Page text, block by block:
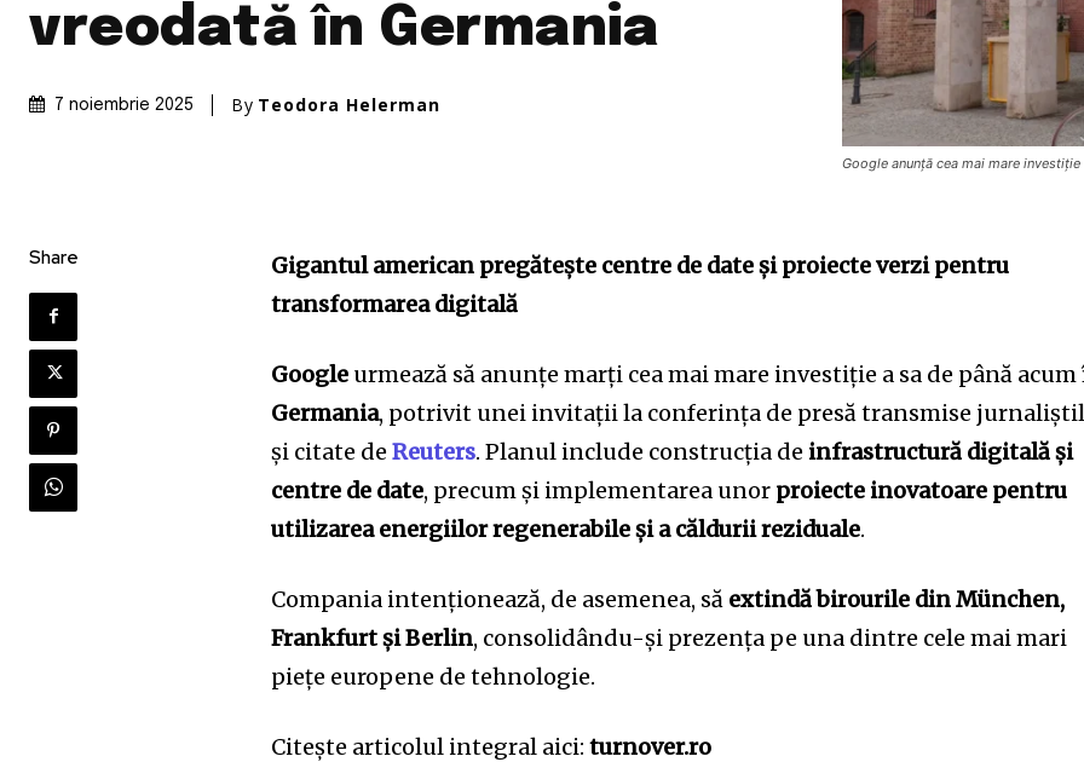
vreodată în Germania
7 noiembrie 2025 By Teodora Helerman
Google anunță cea mai mare
Share
Gigantul american pregătește centre de date și proiecte verzi pentru
transformarea digitală
Google urmează să anunțe marți cea mai mare investiție a sa de până
Germania, potrivit unei invitații la conferința de presă transmise
și citate deReuters. Planul include construcția de infrastructură digitală și
centre de date, precum și implementarea unor proiecte inovatoare pentru
utilizarea energiilor regenerabile și a căldurii reziduale.
Compania intenționează, de asemenea, să extindă birourile din München,
Frankfurt și Berlin, consolidându-și prezența pe una dintre cele mai mari
piețe europene de tehnologie.
Citește articolul integral aici:turnover.ro